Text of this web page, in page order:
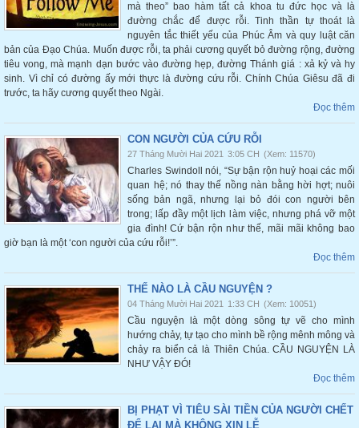
mà theo” bao hàm tất cả khoa tu đức học và là
đường chắc để được rỗi. Tinh thần tự thoát là
nguyên tắc thiết yếu của Phúc Âm và quy luật căn
bản của Đạo Chúa. Muốn được rỗi, ta phải cương quyết bỏ đường rộng, đường
tiêu vong, mà mạnh dạn bước vào đường hẹp, đường Thánh giá : xả kỷ và hy
sinh. Vì chỉ có đường ấy mới thực là đường cứu rỗi. Chính Chúa Giêsu đã đi
trước, ta hãy cương quyết theo Ngài.
Đọc thêm
CON NGƯỜI CỦA CỨU RỖI
27 Tháng Mười Hai 2021 3:05 CH (Xem: 11570)
Charles Swindoll nói, “Sự bận rộn huỷ hoại các mối
quan hệ; nó thay thế nồng nàn bằng hời hợt; nuôi
sống bản ngã, nhưng lại bỏ đói con người bên
trong; lấp đầy một lịch làm việc, nhưng phá vỡ một
gia đình! Cứ bận rộn như thế, mãi mãi không bao
giờ bạn là một ‘con người của cứu rỗi!’”.
Đọc thêm
THẾ NÀO LÀ CẦU NGUYỆN ?
04 Tháng Mười Hai 2021 1:33 CH (Xem: 10051)
Cầu nguyện là một dòng sông tự vẽ cho mình
hướng chảy, tự tạo cho mình bề rộng mênh mông và
chảy ra biển cả là Thiên Chúa. CẦU NGUYỆN LÀ
NHƯ VẬY ĐÓ!
Đọc thêm
BỊ PHẠT VÌ TIÊU SÀI TIỀN CỦA NGƯỜI CHẾT
ĐỂ LẠI MÀ KHÔNG XIN LỄ